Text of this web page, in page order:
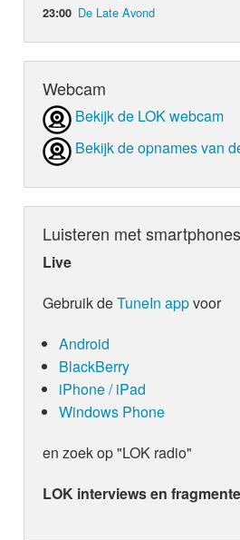
23:00 De Late Avond
Webcam
Bekijk de LOK webcam
Bekijk de opnames van
Luisteren met
Live
Gebruik deTuneIn appvoor
Android
BlackBerry
iPhone / iPad
Windows Phone
en zoek op "LOK radio"
LOK interviews en